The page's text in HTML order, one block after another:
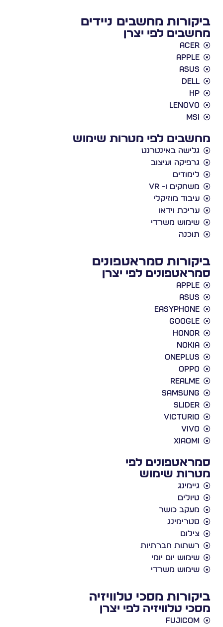
ביקורות מחשבים ניידים
מחשבים לפי יצרן
Acer
Apple
Asus
Dell
HP
Lenovo
MSI
מחשבים לפי מטרות שימוש
גלישה באינטרנט
גרפיקה ועיצוב
לימודים
משחקים ו- VR
עיבוד מוזיקלי
עריכת וידאו
שימוש משרדי
תוכנה
ביקורות סמראטפונים
סמראטפונים לפי יצרן
Apple
Asus
EasyPhone
Google
Honor
Nokia
Oneplus
Oppo
Realme
Samsung
slider
victurio
vivo
xiaomi
סמראטפונים לפי
מטרות שימוש
גיימינג
טיולים
מעקב כושר
סטרימינג
צילום
רשתות חברתיות
שימוש יום יומי
שימוש משרדי
ביקורות מסכי טלוויזיה
מסכי טלוויזיה לפי יצרן
Fujicom